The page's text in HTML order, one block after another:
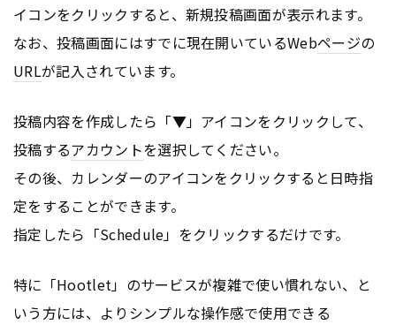
イコンをクリックすると、新規投稿画面が表示れます。
なお、投稿画面にはすでに現在開いているWebページの
URLが記入されています。
投稿内容を作成したら「▼」アイコンをクリックして、
投稿するアカウントを選択してください。
その後、カレンダーのアイコンをクリックすると日時指
定をすることができます。
指定したら「Schedule」をクリックするだけです。
特に「Hootlet」のサービスが複雑で使い慣れない、と
いう方には、よりシンプルな操作感で使用できる